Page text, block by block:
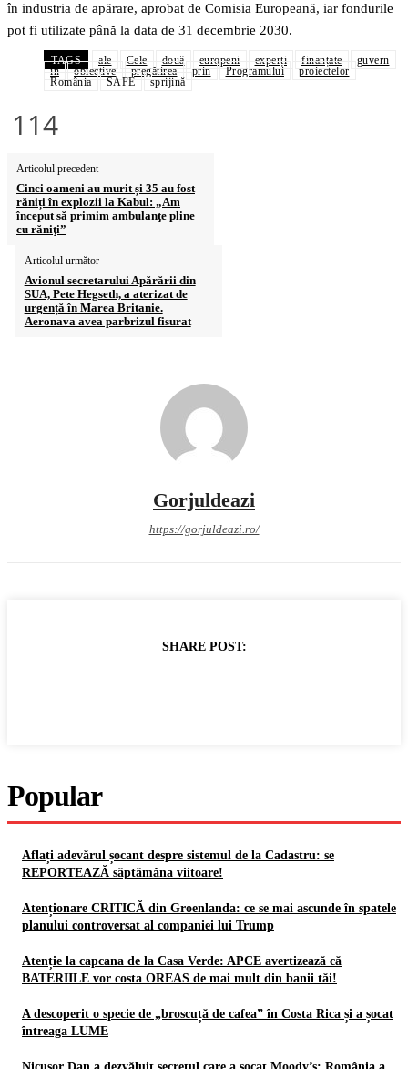
în industria de apărare, aprobat de Comisia Europeană, iar fondurile
pot fi utilizate până la data de 31 decembrie 2030.
TAGS ale Cele două europeni experți finanțate
guvern
în
obiective pregătirea prin Programului
proiectelor
România
SAFE sprijină
114
Articolul precedent
Cinci oameni au murit și 35 au fost
răniți în explozii la Kabul: „Am
început să primim ambulanţe pline
cu răniţi”
Articolul următor
Avionul secretarului Apărării din
SUA, Pete Hegseth, a aterizat de
urgență în Marea Britanie.
Aeronava avea parbrizul fisurat
Gorjuldeazi
https://gorjuldeazi.ro/
SHARE POST:
Popular
Aflați adevărul șocant despre sistemul de la Cadastru: se
REPORTEAZĂ săptămâna viitoare!
Atenționare CRITICĂ din Groenlanda: ce se mai ascunde în spatele
planului controversat al companiei lui Trump
Atenție la capcana de la Casa Verde: APCE avertizează că
BATERIILE vor costa OREAS de mai mult din banii tăi!
A descoperit o specie de „broscuță de cafea” în Costa Rica și a șocat
întreaga LUME